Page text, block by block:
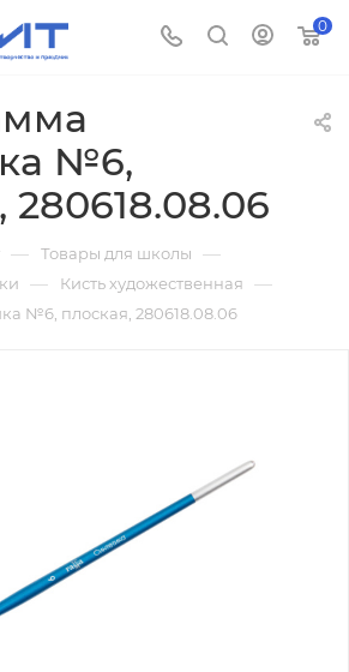
0
№6,
280618.08.06
— Товары для школы —
— Кисть художественная —
№6, плоская, 280618.08.06